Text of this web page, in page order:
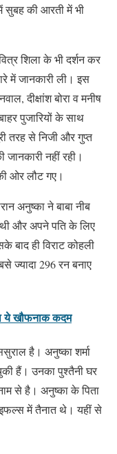
सुबह की आरती में भी
शिला के भी दर्शन कर
में जानकारी ली। इस
दीक्षांश बोरा व मनीष
पुजारियों के साथ
तरह से निजी और गुप्त
नहीं रही।
ओर लौट गए।
अनुष्का ने बाबा नीब
थी और अपने पति के लिए
बाद ही विराट कोहली
ज्यादा 296 रन बनाए
ये खौफनाक कदम
है। अनुष्का शर्मा
हैं। उनका पुश्तैनी घर
से है। अनुष्का के पिता
में तैनात थे। यहीं से